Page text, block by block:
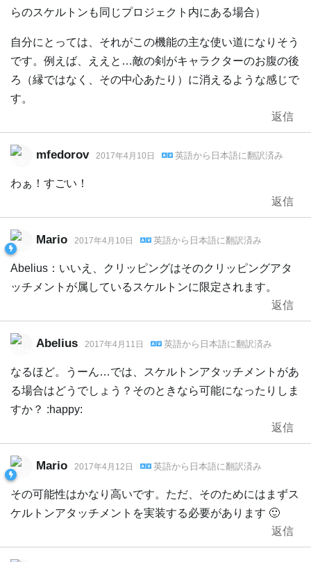
らのスケルトンも同じプロジェクト内にある場合）
自分にとっては、それがこの機能の主な使い道になりそう
です。例えば、ええと…敵の剣がキャラクターのお腹の後
ろ（縁ではなく、その中心あたり）に消えるような感じで
す。
返信
mfedorov 2017年4月10日 英語から 日本語に翻訳済み
わぁ！すごい！
返信
Mario 2017年4月10日 英語から 日本語に翻訳済み
Abelius：いいえ、クリッピングはそのクリッピングアタ
ッチメントが属しているスケルトンに限定されます。
返信
Abelius 2017年4月11日 英語から 日本語に翻訳済み
なるほど。うーん…では、スケルトンアタッチメントがあ
る場合はどうでしょう？そのときなら可能になったりしま
すか？ :happy:
返信
Mario 2017年4月12日 英語から 日本語に翻訳済み
その可能性はかなり高いです。ただ、そのためにはまずス
ケルトンアタッチメントを実装する必要があります 🙂
返信